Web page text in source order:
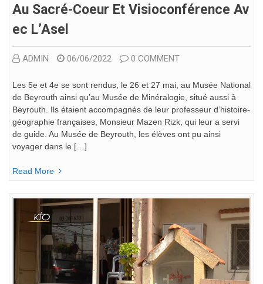
Au Sacré-Coeur Et Visioconférence Av
Ec L’Asel
ADMIN 06/06/2022 0 COMMENT
Les 5e et 4e se sont rendus, le 26 et 27 mai, au Musée National
de Beyrouth ainsi qu’au Musée de Minéralogie, situé aussi à
Beyrouth. Ils étaient accompagnés de leur professeur d’histoire-
géographie françaises, Monsieur Mazen Rizk, qui leur a servi
de guide. Au Musée de Beyrouth, les élèves ont pu ainsi
voyager dans le […]
Read More